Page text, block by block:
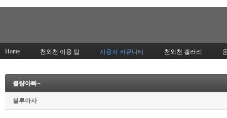
Home 천외천 이용 팁 사용자 커뮤니티 천외천 갤러리
불량아빠~
블루아사